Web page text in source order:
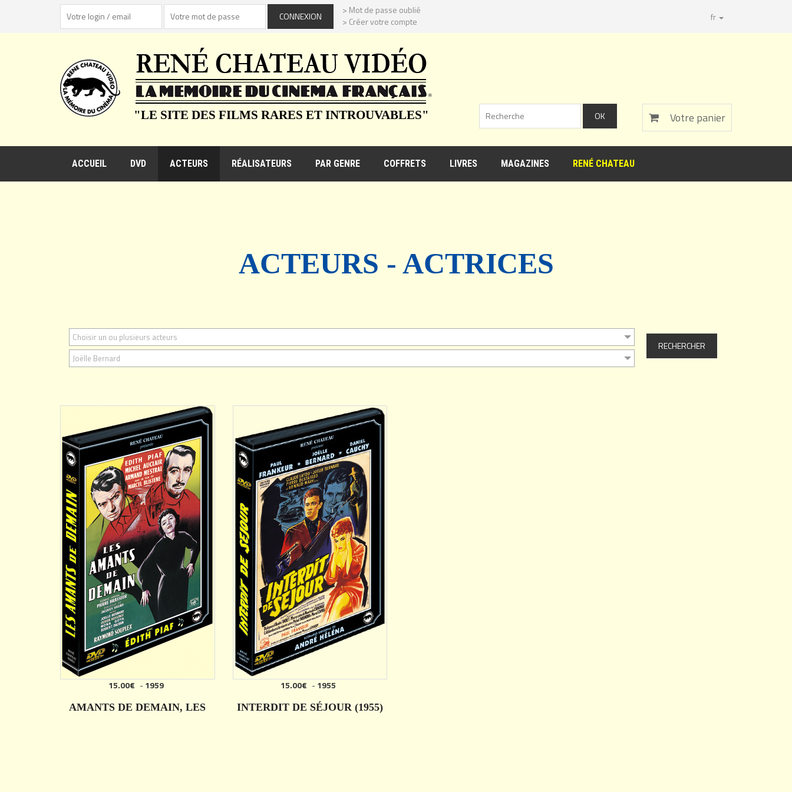
> Mot de passe oublié
> Créer votre compte
fr
"LE SITE DES FILMS RARES ET INTROUVABLES" Votre panier
ACCUEIL DVD ACTEURS RÉALISATEURS PAR GENRE COFFRETS LIVRES MAGAZINES RENÉ CHATEAU
ACTEURS - ACTRICES
Choisir un ou plusieurs acteurs
Joëlle Bernard
AJOUTER
15.00€ -1959
AMANTS DE DEMAIN, LES
AJOUTER
15.00€ -1955
INTERDIT DE SÉJOUR (1955)